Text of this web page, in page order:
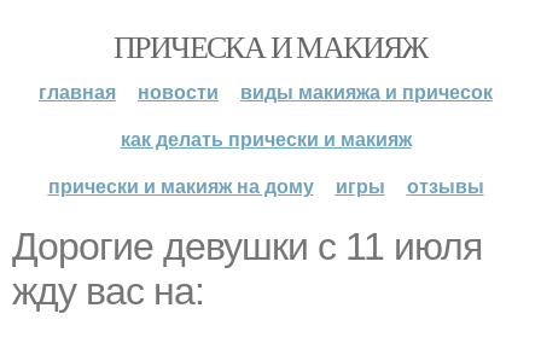
ПРИЧЕСКА И МАКИЯЖ
главная новости
виды макияжа и причесок
как делать прически и макияж
прически и макияж на дому
игры отзывы
Дорогие девушки с 11 июля
жду вас на: